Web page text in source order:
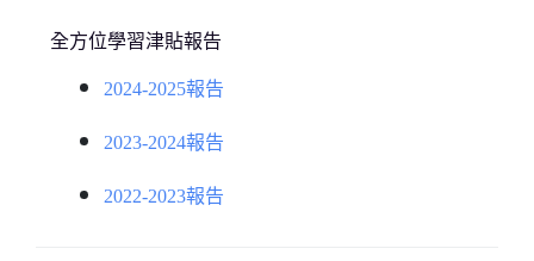
全方位學習津貼報告
2024-2025報告
2023-2024報告
2022-2023報告